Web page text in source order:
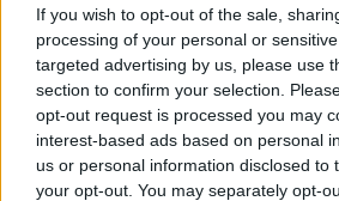
If you wish to opt-out of the sale,
processing of your personal or
targeted advertising by us, please use
section to confirm your selection.
opt-out request is processed you may
interest-based ads based on personal
us or personal information disclosed to
your opt-out. You may separately opt-
Alentejo é finalista dos Olive Travel &